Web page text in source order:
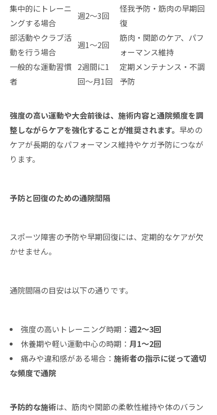
集中的にトレーニ
ングする場合
週2〜3回
怪我予防・筋肉の早期回
復
部活動やクラブ活
動を行う場合
週1〜2回
筋肉・関節のケア、パフ
ォーマンス維持
一般的な運動習慣
者
2週間に1
回〜月1回
定期メンテナンス・不調
予防
強度の高い運動や大会前後は、施術内容と通院頻度を調
整しながらケアを強化することが推奨されます。 早めの
ケアが長期的なパフォーマンス維持やケガ予防につなが
ります。
予防と回復のための通院間隔
スポーツ障害の予防や早期回復には、定期的なケアが欠
かせません。
通院間隔の目安は以下の通りです。
強度の高いトレーニング時期： 週2〜3回
休養期や軽い運動中心の時期： 月1〜2回
痛みや違和感がある場合： 施術者の指示に従って適切
な頻度で通院
予防的な施術は、筋肉や関節の柔軟性維持や体のバラン